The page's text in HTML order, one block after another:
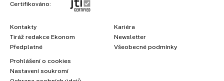
Certifikováno:
Kontakty
Tiráž redakce Ekonom
Předplatné
Kariéra
Newsletter
Všeobecné podmínky
Prohlášení o cookies
Nastavení soukromí